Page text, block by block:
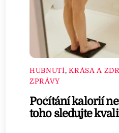
HUBNUTÍ,KRÁSA A
ZPRÁVY
Počítání kalorií
toho sledujte